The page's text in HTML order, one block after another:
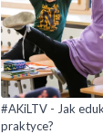
#AKiLTV - Jak
praktyce?